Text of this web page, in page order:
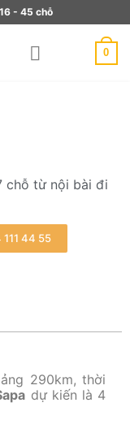
- 45 chỗ
0
chỗ từ nội bài đi
44 55
290km, thời
dự kiến là 4